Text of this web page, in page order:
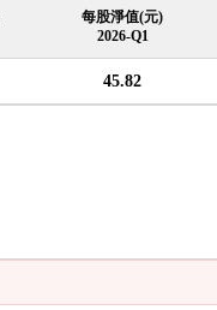
每股淨值(元)
2026-Q1
45.82